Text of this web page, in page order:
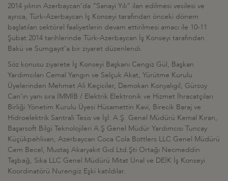
2014 yılının Azerbaycan’da “Sanayi Yılı” ilan edilmesi vesilesi ve
ayrıca, Türk-Azerbaycan İş Konseyi tarafından önceki dönem
başlatılan sektörel faaliyetlerin devam ettirilmesi amacı ile 10-11
Şubat 2014 tarihlerinde Türk-Azerbaycan İş Konseyi tarafından
Bakü ve Sumgayıt’a bir ziyaret düzenlendi.
Söz konusu ziyarete İş Konseyi Başkanı Cengiz Gül, Başkan
Yardımcıları Cemal Yangın ve Selçuk Akat, Yürütme Kurulu
Üyelerinden Mehmet Ali Keçiciler, Demokan Konyalıgil, Gürsoy
Can’ın yanı sıra İMMİB / Elektrik Elektronik ve Hizmet İhracatçıları
Birliği Yönetim Kurulu Üyesi Hüsamettin Kavi, Birecik Baraj ve
Hidroelektrik Santrali Tesis ve İşl. A.Ş. Genel Müdürü Kemal Kıran,
Başarsoft Bilgi Teknolojileri A.Ş Genel Müdür Yardımcısı Tuncay
Küçükpehlivan, Azerbaycan Coca Cola Bottlers LLC Genel Müdürü
Cem Becel, Mustaş Akaryakıt Gıd.Ltd.Şti Ortağı Necmeddin
Taşbağ, Sika LLC Genel Müdürü Mitat Ünal ve DEİK İş Konseyi
Koordinatörü Nurengiz Eşki katıldılar.